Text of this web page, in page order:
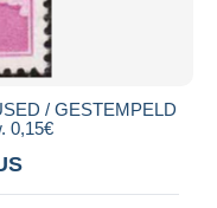
/ GESTEMPELD
0,15€